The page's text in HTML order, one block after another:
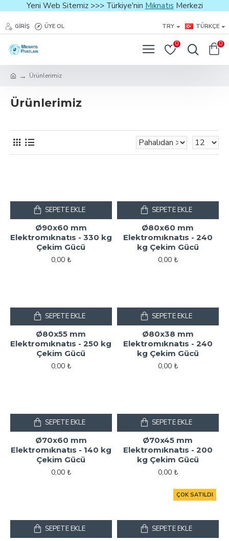
Yeni Web Sitemiz >>> Türkiye'nin Mıknatıs Merkezi
GIRIŞ ÜYE OL TRY TÜRKÇE
0 0
Ürünlerimiz
Ürünlerimiz
Ø90x60 mm
Elektromıknatıs - 330 kg
Çekim Gücü
0,00 ₺
SEPETE EKLE
Ø80x60 mm
Elektromıknatıs - 240
kg Çekim Gücü
0,00 ₺
SEPETE EKLE
Ø80x55 mm
Elektromıknatıs - 250 kg
Çekim Gücü
0,00 ₺
SEPETE EKLE
Ø80x38 mm
Elektromıknatıs - 240
kg Çekim Gücü
0,00 ₺
SEPETE EKLE
Ø70x60 mm
Elektromıknatıs - 140 kg
Çekim Gücü
0,00 ₺
SEPETE EKLE
Ø70x45 mm
Elektromıknatıs - 200
kg Çekim Gücü
0,00 ₺
SEPETE EKLE
SEPETE EKLE
ÇOK SATILDI
SEPETE EKLE